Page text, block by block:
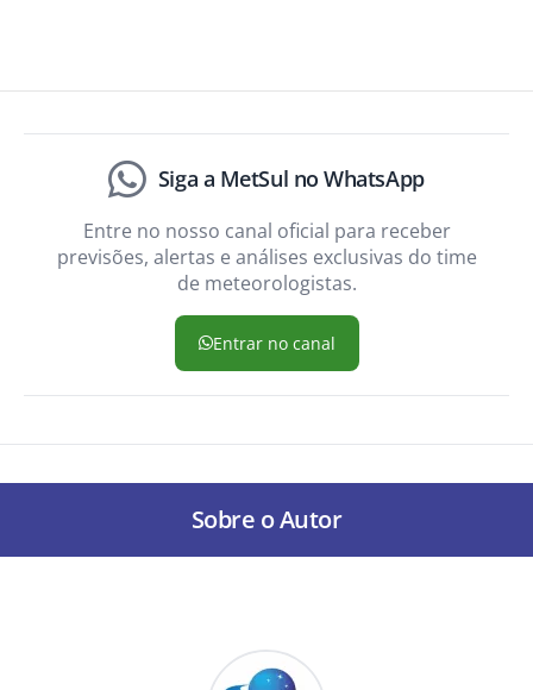
Siga a MetSul no WhatsApp
Entre no nosso canal oficial para receber
previsões, alertas e análises exclusivas do time
de meteorologistas.
Entrar no canal
Sobre o Autor